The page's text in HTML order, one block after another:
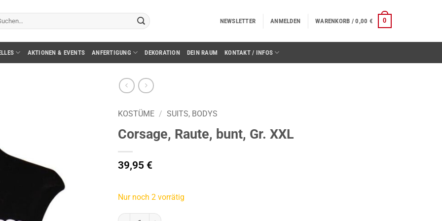
NEWSLETTER ANMELDEN WARENKORB /0,00 € 0
AKTIONEN & EVENTS ANFERTIGUNG DEKORATION DEIN RAUM KONTAKT / INFOS
KOSTÜME / SUITS, BODYS
Corsage, Raute, bunt, Gr. XXL
39,95 €
Nur noch 2 vorrätig
Corsage, Raute, bunt, Gr. XXL Menge